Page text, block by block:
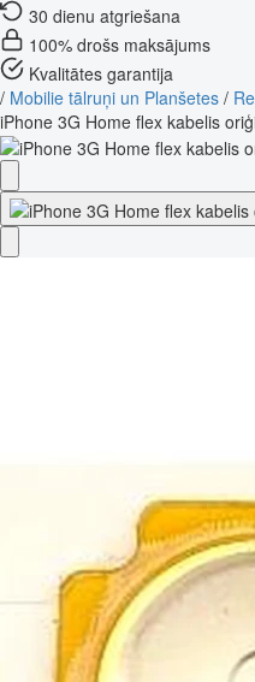
30 dienu atgriešana
100% drošs maksājums
Kvalitātes garantija
/ Mobilie tālruņi un Planšetes /
iPhone 3G Home flex kabelis